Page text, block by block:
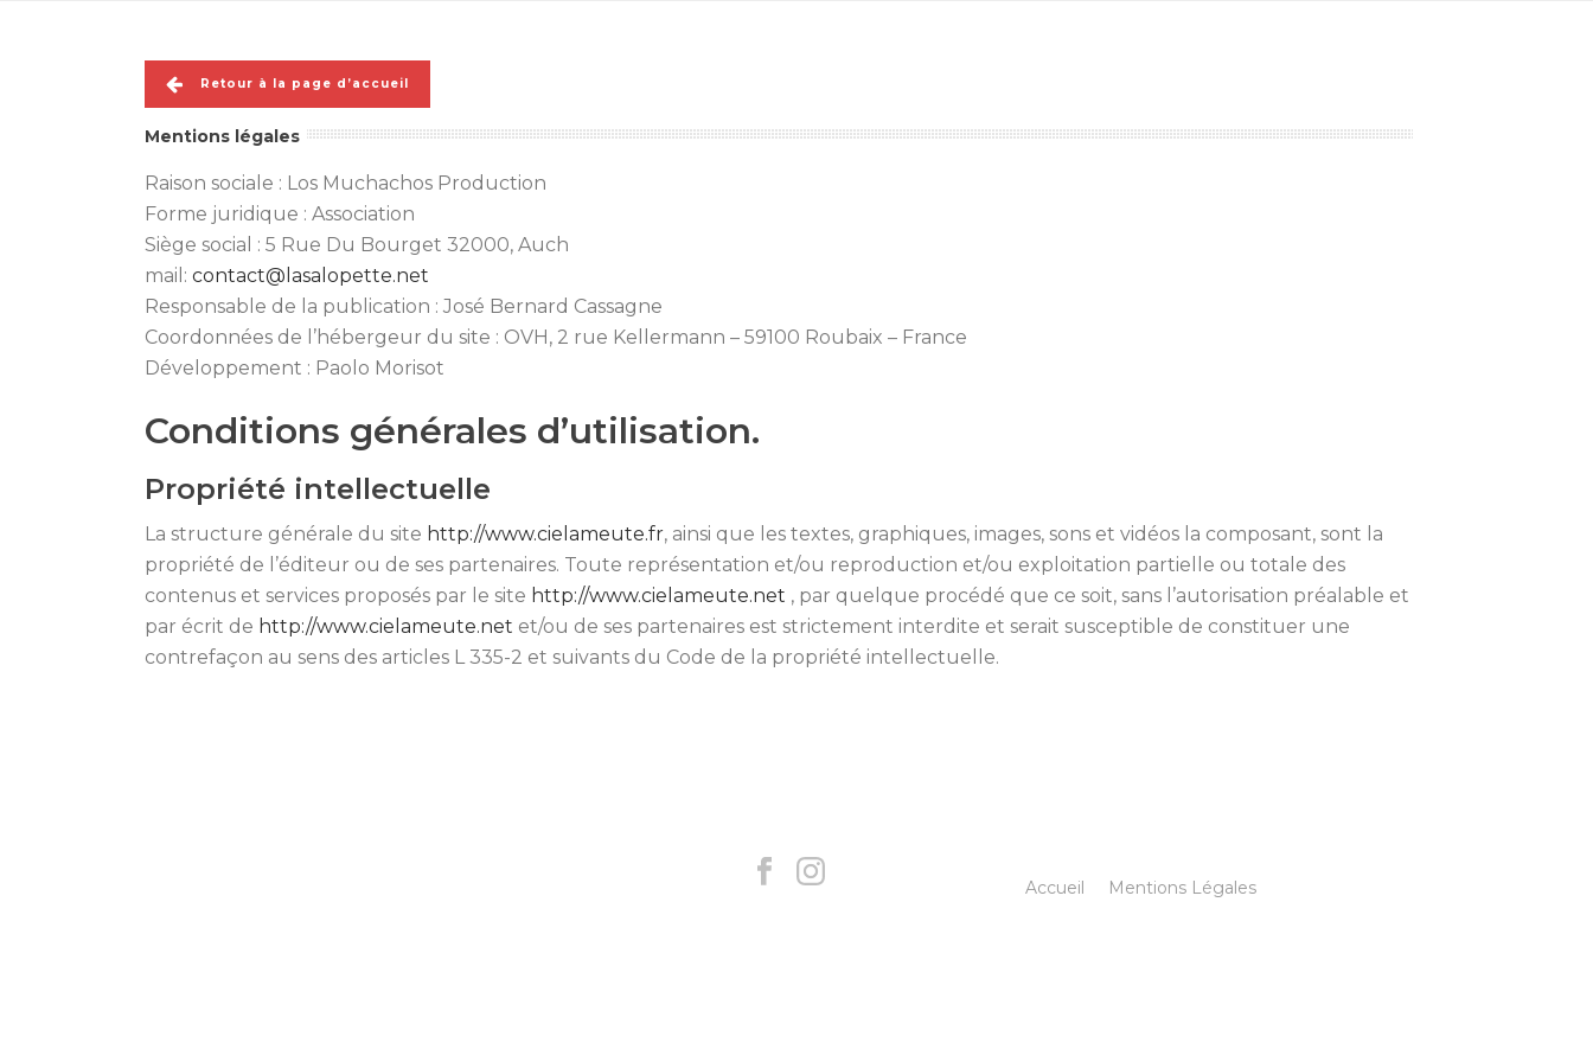
Retour à la page d’accueil
Mentions légales
Raison sociale : Los Muchachos Production
Forme juridique : Association
Siège social : 5 Rue Du Bourget 32000, Auch
mail: contact@lasalopette.net
Responsable de la publication : José Bernard Cassagne
Coordonnées de l’hébergeur du site : OVH, 2 rue Kellermann – 59100 Roubaix – France
Développement : Paolo Morisot
Conditions générales d’utilisation.
Propriété intellectuelle
La structure générale du site http://www.cielameute.fr, ainsi que les textes, graphiques, images, sons et vidéos la composant, sont la
propriété de l’éditeur ou de ses partenaires. Toute représentation et/ou reproduction et/ou exploitation partielle ou totale des
contenus et services proposés par le site http://www.cielameute.net , par quelque procédé que ce soit, sans l’autorisation préalable et
par écrit de http://www.cielameute.net et/ou de ses partenaires est strictement interdite et serait susceptible de constituer une
contrefaçon au sens des articles L 335-2 et suivants du Code de la propriété intellectuelle.
Accueil Mentions Légales